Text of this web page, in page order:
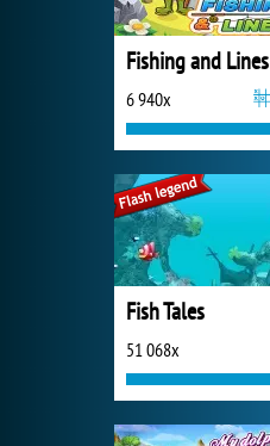
Fishing and Lines
6 940x
Fish Tales
51 068x